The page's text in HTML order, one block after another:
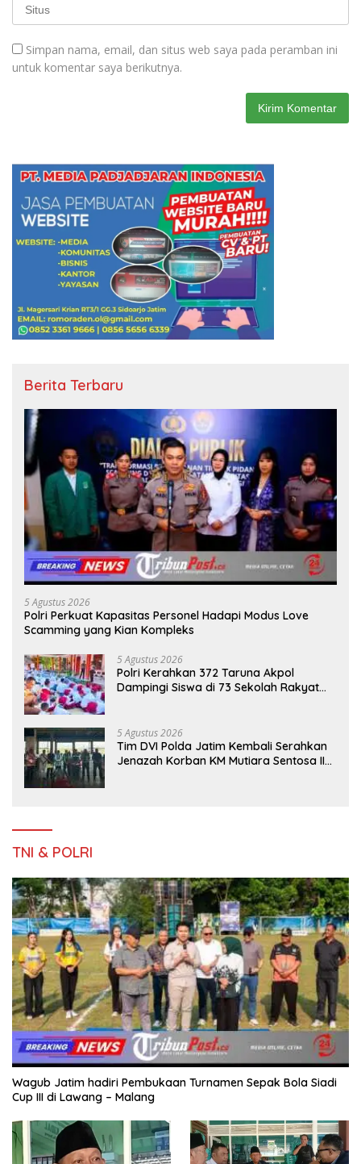
Simpan nama, email, dan situs web saya pada peramban ini
untuk komentar saya berikutnya.
Berita Terbaru
5 Agustus 2026
Polri Perkuat Kapasitas Personel Hadapi Modus Love
Scamming yang Kian Kompleks
5 Agustus 2026
Polri Kerahkan 372 Taruna Akpol
Dampingi Siswa di 73 Sekolah Rakyat
5 Agustus 2026
Tim DVI Polda Jatim Kembali Serahkan
Jenazah Korban KM Mutiara Sentosa II
TNI & POLRI
Wagub Jatim hadiri Pembukaan Turnamen Sepak Bola Siadi
Cup III di Lawang – Malang